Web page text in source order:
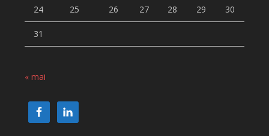
24 25 26 27 28 29 30
31
« mai